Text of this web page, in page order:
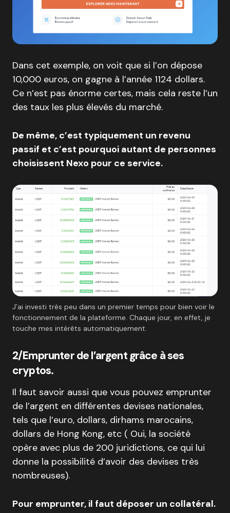
Dans cet exemple, on voit que si l’on dépose
10,000 euros, on gagne à l’année 1124 dollars.
Ce n’est pas énorme certes, mais cela reste l’un
des taux les plus élevés du marché.
De même, c’est typiquement un revenu
passif et c’est pourquoi autant de personnes
choisissent Nexo pour ce service.
J’ai investi très peu dans un premier temps pour bien voir le
fonctionnement de la plateforme. Chaque jour, en effet, je
touche mes intérêts automatiquement.
2/Emprunter de l’argent grâce à ses
cryptos.
Il faut savoir aussi que vous pouvez emprunter
de l’argent en différentes devises nationales,
tels que l’euro, dollars, dirhams marocains,
dollars de Hong Kong, etc ( Oui, la société
opère avec plus de 200 juridictions, ce qui lui
donne la possibilité d’avoir des devises très
nombreuses).
Pour emprunter, il faut déposer un collatéral.